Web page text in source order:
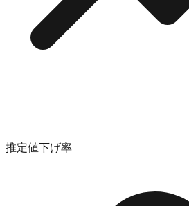
推定値下げ率